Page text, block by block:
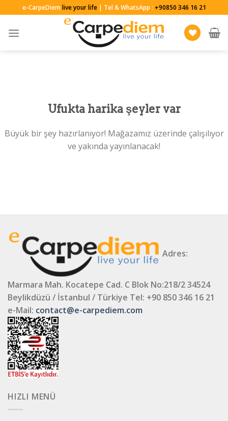
to
content
e-CarpeDiemlive your life| Tel & WhatsApp : +90850 346 16 21
Ufukta harika şeyler var
Büyük bir şey hazırlanıyor! Mağazamız üzerinde çalışılıyor
ve yakında yayınlanacak!
Adres:
Marmara Mah. Kocatepe Cad. C Blok No:218/2 34524
Beylikdüzü / İstanbul / Türkiye Tel: +90 850 346 16 21
e-Mail: contact@e-carpediem.com
HIZLI MENÜ